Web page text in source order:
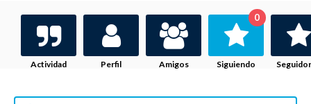
Actividad Perfil Amigos Siguiendo
0